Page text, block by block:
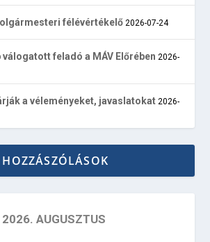
félévértékelő 2026-07-24
feladó a MÁV Előrében 2026-
a véleményeket, javaslatokat 2026-
2026. AUGUSZTUS